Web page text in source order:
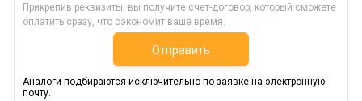
Прикрепив реквизиты, вы получите счет-договор, который сможете
оплатить сразу, что сэкономит ваше время.
Отправить
Аналоги подбираются исключительно по заявке на электронную
почту.